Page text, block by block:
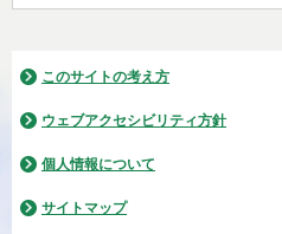
このサイトの考え方
ウェブアクセシビリティ方針
個人情報について
サイトマップ